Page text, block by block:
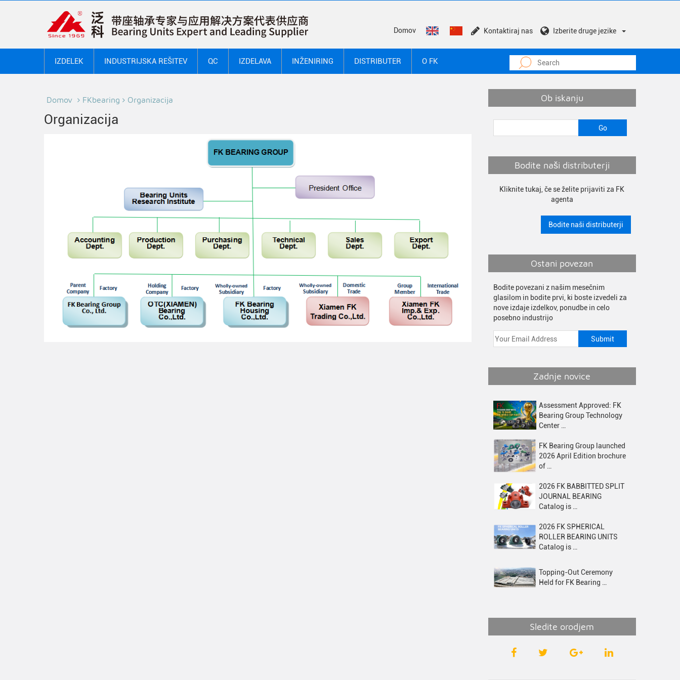
Domov Kontaktiraj nas Izberite druge jezike
IZDELEK INDUSTRIJSKA REŠITEV QC IZDELAVA INŽENIRING DISTRIBUTER O FK
Domov FKbearing Organizacija
Organizacija
Ob iskanju
Bodite naši distributerji
Kliknite tukaj, če se želite prijaviti za FK
agenta
Bodite naši distributerji
Ostani povezan
Bodite povezani z našim mesečnim
glasilom in bodite prvi, ki boste izvedeli za
nove izdaje izdelkov, ponudbe in celo
posebno industrijo
Zadnje novice
Assessment Approved: FK
Bearing Group Technology
Center …
FK Bearing Group launched
2026 April Edition brochure
of …
2026 FK BABBITTED SPLIT
JOURNAL BEARING
Catalog is …
2026 FK SPHERICAL
ROLLER BEARING UNITS
Catalog is …
Topping-Out Ceremony
Held for FK Bearing …
Sledite orodjem